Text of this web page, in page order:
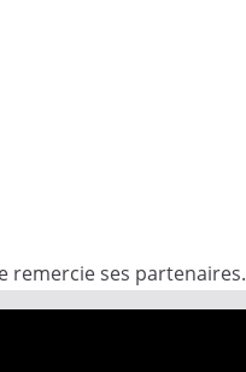
remercie ses partenaires.